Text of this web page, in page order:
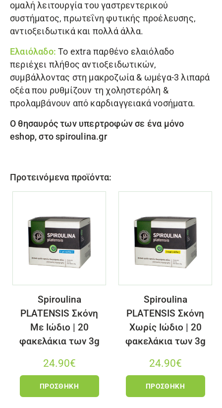
ομαλή λειτουργία του γαστρεντερικού
συστήματος, πρωτεΐνη φυτικής προέλευσης,
αντιοξειδωτικά και πολλά άλλα.
Ελαιόλαδο:Το extra παρθένο ελαιόλαδο
περιέχει πλήθος αντιοξειδωτικών,
συμβάλλοντας στη μακροζωία & ωμέγα-3 λιπαρά
οξέα που ρυθμίζουν τη χοληστερόλη &
προλαμβάνουν από καρδιαγγειακά νοσήματα.
Ο θησαυρός των υπερτροφών σε ένα μόνο
eshop, στοspiroulina.gr
Προτεινόμενα προϊόντα:
Spiroulina
PLATENSIS Σκόνη
Με Ιώδιο | 20
φακελάκια των 3g
24.90€
ΠΡΟΣΘΉΚΗ
Spiroulina
PLATENSIS Σκόνη
Χωρίς Ιώδιο | 20
φακελάκια των 3g
24.90€
ΠΡΟΣΘΉΚΗ